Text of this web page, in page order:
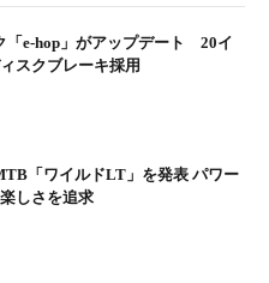
「e-hop」がアップデート 20イ
スクブレーキ採用
「ワイルドLT」を発表 パワー
しさを追求